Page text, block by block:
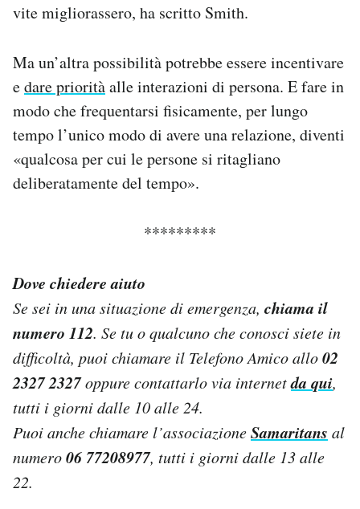
vite migliorassero, ha scritto Smith.
Ma un’altra possibilità potrebbe essere incentivare
edare prioritàalle interazioni di persona. E fare in
modo che frequentarsi fisicamente, per lungo
tempo l’unico modo di avere una relazione, diventi
«qualcosa per cui le persone si ritagliano
deliberatamente del tempo».
*********
Dove chiedere aiuto
Se sei in una situazione di emergenza, chiama il
numero 112. Se tu o qualcuno che conosci siete in
difficoltà, puoi chiamare il Telefono Amico allo02
2327 2327oppure contattarlo via internetda qui,
tutti i giorni dalle 10 alle 24.
Puoi anche chiamare l’associazioneSamaritans al
numero06 77208977, tutti i giorni dalle 13 alle
22.